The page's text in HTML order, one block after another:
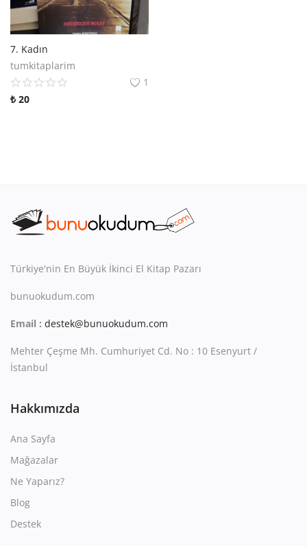
7. Kadın
tumkitaplarim
1
₺ 20
Türkiye'nin En Büyük İkinci El Kitap Pazarı
bunuokudum.com
Email : destek@bunuokudum.com
Mehter Çeşme Mh. Cumhuriyet Cd. No : 10 Esenyurt /
İstanbul
Hakkımızda
Ana Sayfa
Mağazalar
Ne Yaparız?
Blog
Destek